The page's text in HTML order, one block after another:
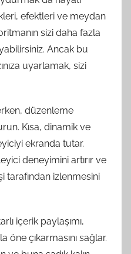
efektleri ve meydan
sizi daha fazla
Ancak bu
uyarlamak, sizi
düzenleme
Kısa, dinamik ve
ekranda tutar.
deneyimini artırır ve
tarafından izlenmesini
içerik paylaşımı,
öne çıkarmasını sağlar.